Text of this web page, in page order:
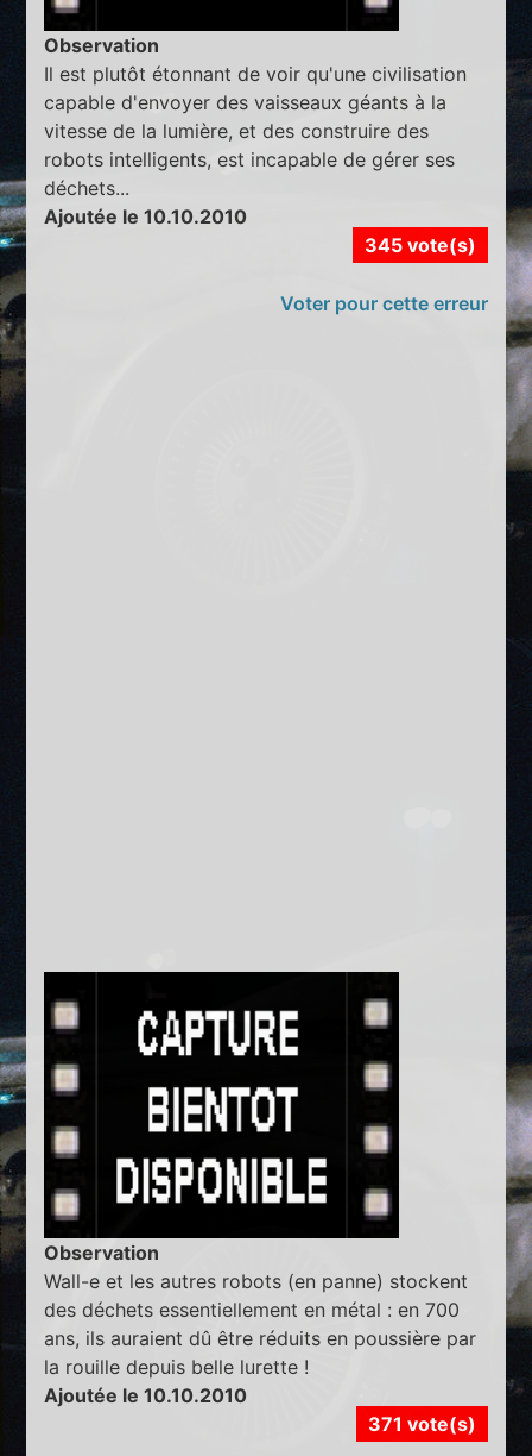
Observation
Il est plutôt étonnant de voir qu'une civilisation
capable d'envoyer des vaisseaux géants à la
vitesse de la lumière, et des construire des
robots intelligents, est incapable de gérer ses
déchets...
Ajoutée le 10.10.2010
345 vote(s)
Voter pour cette erreur
Observation
Wall-e et les autres robots (en panne) stockent
des déchets essentiellement en métal : en 700
ans, ils auraient dû être réduits en poussière par
la rouille depuis belle lurette !
Ajoutée le 10.10.2010
371 vote(s)